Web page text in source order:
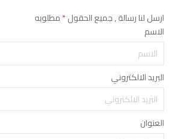
ارسل لنا رسالة , جميع الحقول*مطلوبه
الاسم
البريد الالكتروني
العنوان